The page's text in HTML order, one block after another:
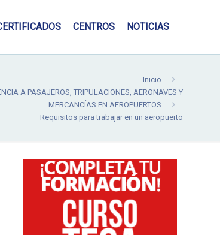
CENTROS NOTICIAS
Inicio
A PASAJEROS, TRIPULACIONES, AERONAVES Y
MERCANCÍAS EN AEROPUERTOS
Requisitos para trabajar en un aeropuerto